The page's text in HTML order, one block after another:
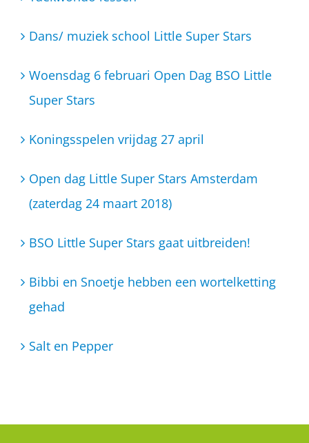
Dans/ muziek school Little Super Stars
Woensdag 6 februari Open Dag BSO Little
Super Stars
Koningsspelen vrijdag 27 april
Open dag Little Super Stars Amsterdam
(zaterdag 24 maart 2018)
BSO Little Super Stars gaat uitbreiden!
Bibbi en Snoetje hebben een wortelketting
gehad
Salt en Pepper